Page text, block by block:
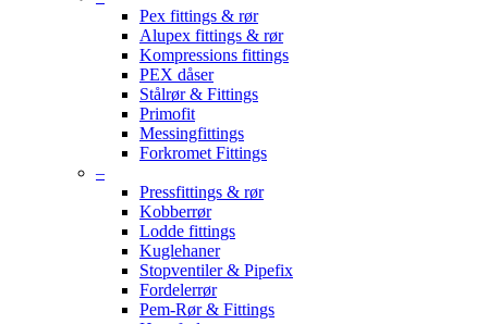
Pex fittings & rør
Alupex fittings & rør
Kompressions fittings
PEX dåser
Stålrør & Fittings
Primofit
Messingfittings
Forkromet Fittings
–
Pressfittings & rør
Kobberrør
Lodde fittings
Kuglehaner
Stopventiler & Pipefix
Fordelerrør
Pem-Rør & Fittings